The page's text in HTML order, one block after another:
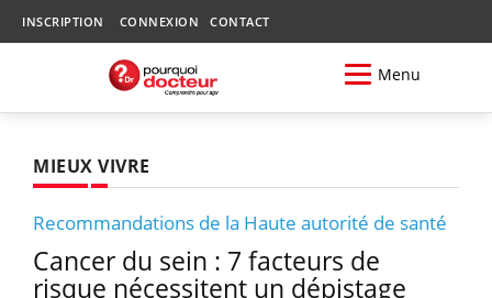
INSCRIPTION CONNEXION CONTACT
Menu
MIEUX VIVRE
Recommandations de la Haute autorité de santé
Cancer du sein : 7 facteurs de
risque nécessitent un dépistage